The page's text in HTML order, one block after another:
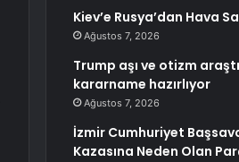
Kiev’e Rusya’dan Hava
Ağustos 7, 2026
Trump aşı ve otizm
kararname hazırlıyor
Ağustos 7, 2026
İzmir Cumhuriyet
Kazasına Neden Olan